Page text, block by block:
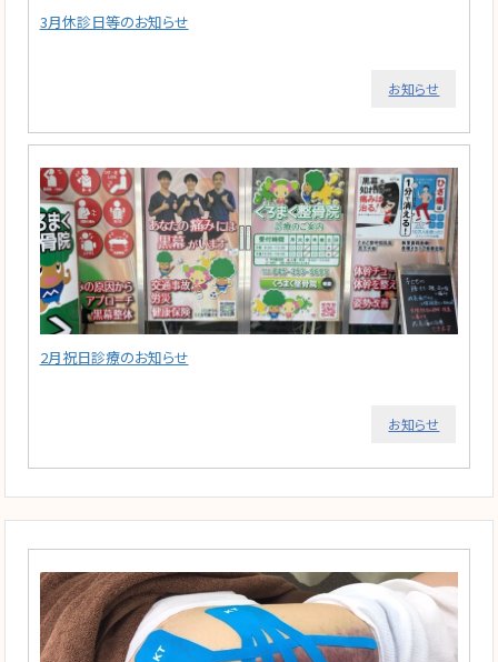
3月休診日等のお知らせ
お知らせ
2月祝日診療のお知らせ
お知らせ